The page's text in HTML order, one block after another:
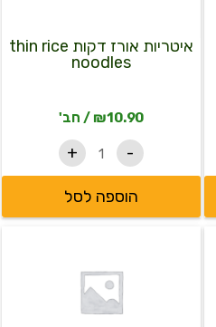
איטריות אורז דקות thin rice
noodles
₪10.90 / חב'
-
+
הוספה לסל
איטריות
שעועית
(
מארז